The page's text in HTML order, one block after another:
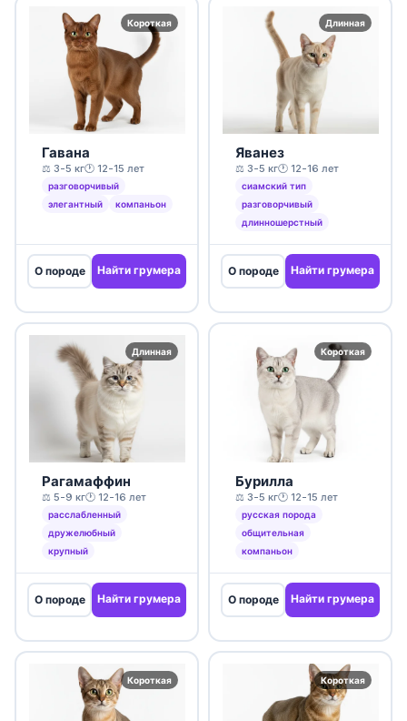
Короткая
Гавана
⚖️ 3-5 кг🕐 12-15 лет
разговорчивый
элегантный
компаньон
О породе Найти грумера
Длинная
Яванез
⚖️ 3-5 кг🕐 12-16 лет
сиамский тип
разговорчивый
длинношерстный
О породе Найти грумера
Длинная
Рагамаффин
⚖️ 5-9 кг🕐 12-16 лет
расслабленный
дружелюбный
крупный
О породе Найти грумера
Короткая
Бурилла
⚖️ 3-5 кг🕐 12-15 лет
русская порода
общительная
компаньон
О породе Найти грумера
Короткая Короткая